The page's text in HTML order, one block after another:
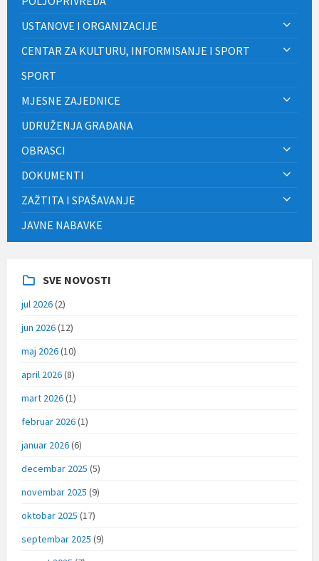
USTANOVE I ORGANIZACIJE
CENTAR ZA KULTURU, INFORMISANJE I SPORT
SPORT
MJESNE ZAJEDNICE
UDRUŽENJA GRAĐANA
OBRASCI
DOKUMENTI
ZAŽTITA I SPAŠAVANJE
JAVNE NABAVKE
SVE NOVOSTI
jul 2026(2)
jun 2026(12)
maj 2026(10)
april 2026(8)
mart 2026(1)
februar 2026(1)
januar 2026(6)
decembar 2025 (5)
novembar 2025 (9)
oktobar 2025 (17)
septembar 2025 (9)